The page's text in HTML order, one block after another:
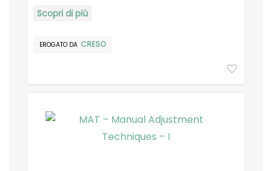
Scopri di più
EROGATO DA CRESO